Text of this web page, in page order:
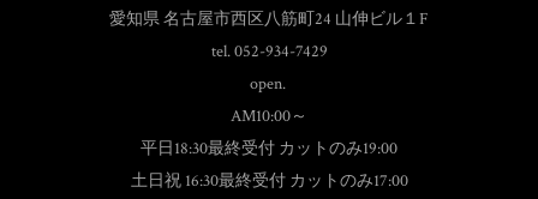
愛知県 名古屋市西区八筋町24 山伸ビル１F
tel. 052-934-7429
open.
AM10:00～
平日18:30最終受付 カットのみ19:00
土日祝 16:30最終受付 カットのみ17:00